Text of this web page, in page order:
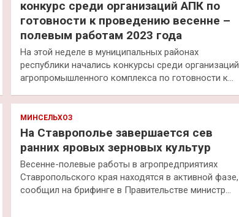
конкурс среди организаций АПК по
готовности к проведению весенне –
полевым работам 2023 года
На этой неделе в муниципальных районах
республики начались конкурсы среди организаций
агропромышленного комплекса по готовности к…
МИНСЕЛЬХОЗ
На Ставрополье завершается сев
ранних яровых зерновых культур
Весенне-полевые работы в агропредприятиях
Ставропольского края находятся в активной фазе,
сообщил на брифинге в Правительстве министр…